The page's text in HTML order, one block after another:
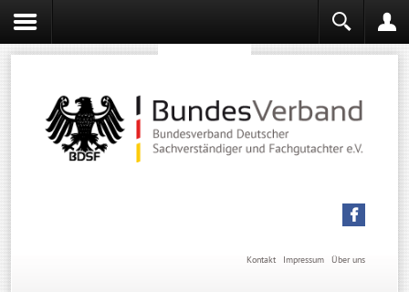
Über uns
Impressum
Kontakt